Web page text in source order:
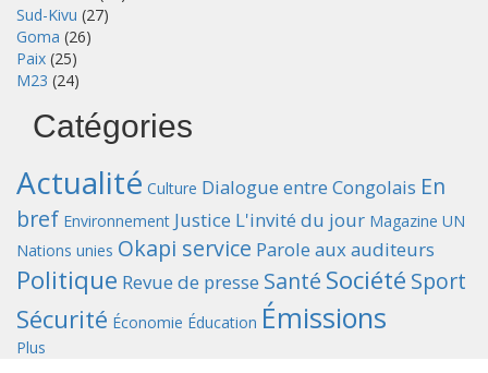
Sud-Kivu (27)
Goma (26)
Paix (25)
M23 (24)
Catégories
Actualité Culture Dialogue entre Congolais En
bref Environnement Justice L'invité du jour Magazine UN
Nations unies Okapi service Parole aux auditeurs
Politique Revue de presse Santé Société Sport
Sécurité Économie Éducation Émissions
Plus